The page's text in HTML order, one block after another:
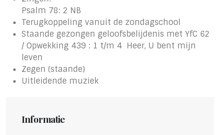
Psalm 78: 2 NB
Terugkoppeling vanuit de zondagschool
Staande gezongen geloofsbelijdenis met YfC 62
/ Opwekking 439 : 1 t/m 4 Heer, U bent mijn
leven
Zegen (staande)
Uitleidende muziek
Informatie